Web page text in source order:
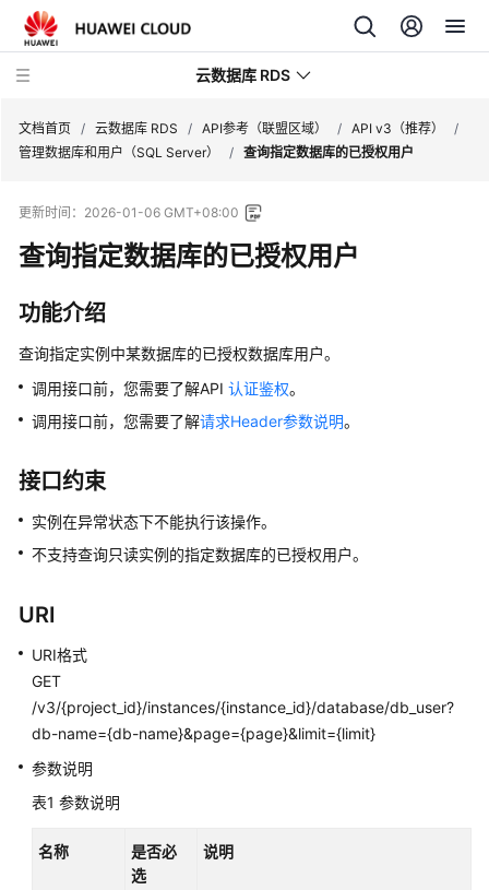
云数据库 RDS
产
介
绍
费
说
速
入
内
核
绍
用
户
指
南
最
文档首页 / 云数据库 RDS / API参考（联盟区域） / API v3（推荐）
/
管理数据库和用户（SQL Server）
/ 查询指定数据库的已授权用户
更新时间： 2026-01-06 GMT+08:00
查询指定数据库的已授权用户
功能介绍
查询指定实例中某数据库的已授权数据库用户。
调用接口前，您需要了解API 认证鉴权。
调用接口前，您需要了解请求Header参数说明。
接口约束
实例在异常状态下不能执行该操作。
不支持查询只读实例的指定数据库的已授权用户。
URI
URI格式
GET
/v3/{project_id}/instances/{instance_id}/database/db_user?
db-name={db-name}&page={page}&limit={limit}
参数说明
表1 参数说明
名称
是否必
选
说明